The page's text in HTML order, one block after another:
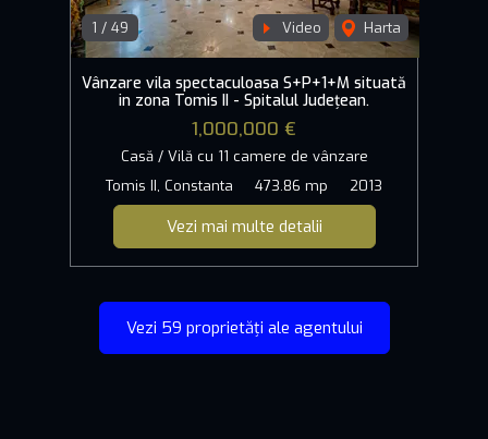
1 / 49 Video Harta
Vânzare vila spectaculoasa S+P+1+M situată
in zona Tomis II - Spitalul Județean.
1,000,000 €
Casă / Vilă cu 11 camere de vânzare
Tomis II, Constanta
473.86 mp 2013
Vezi mai multe detalii
Vezi 59 proprietăți ale agentului